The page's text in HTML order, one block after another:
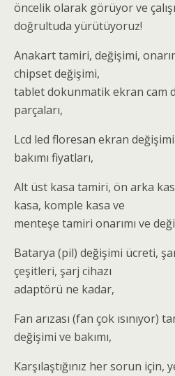
öncelik olarak görüyor ve
doğrultuda yürütüyoruz!
Anakart tamiri, değişimi,
chipset değişimi,
tablet dokunmatik ekran cam
parçaları,
Lcd led floresan ekran
bakımı fiyatları,
Alt üst kasa tamiri, ön arka
kasa, komple kasa ve
menteşe tamiri onarımı ve
Batarya (pil) değişimi ücreti,
çeşitleri, şarj cihazı
adaptörü ne kadar,
Fan arızası (fan çok ısınıyor)
değişimi ve bakımı,
Karşılaştığınız her sorun